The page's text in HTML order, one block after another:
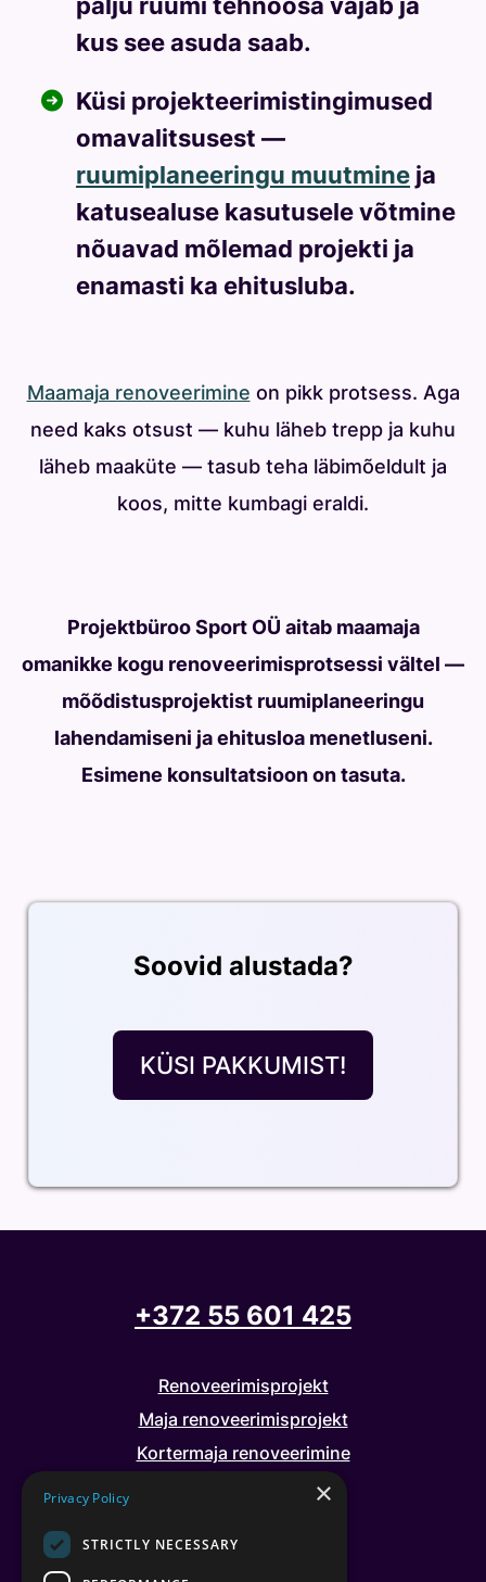
kus see asuda saab.
Küsi projekteerimistingimused
omavalitsusest —
ruumiplaneeringu muutmine ja
katusealuse kasutusele võtmine
nõuavad mõlemad projekti ja
enamasti ka ehitusluba.
Maamaja renoveerimine on pikk protsess. Aga
need kaks otsust — kuhu läheb trepp ja kuhu
läheb maaküte — tasub teha läbimõeldult ja
koos, mitte kumbagi eraldi.
Projektbüroo Sport OÜ aitab maamaja
omanikke kogu renoveerimisprotsessi vältel —
mõõdistusprojektist ruumiplaneeringu
lahendamiseni ja ehitusloa menetluseni.
Esimene konsultatsioon on tasuta.
Soovid alustada?
KÜSI PAKKUMIST!
+372 55 601 425
Renoveerimisprojekt
Maja renoveerimisprojekt
Kortermaja renoveerimine
×
Privacy Policy
STRICTLY NECESSARY